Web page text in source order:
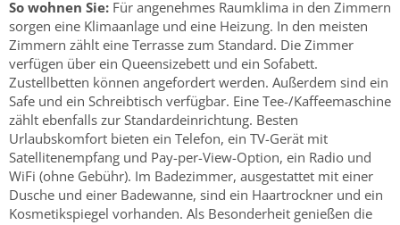
So wohnen Sie: Für angenehmes Raumklima in den Zimmern
sorgen eine Klimaanlage und eine Heizung. In den meisten
Zimmern zählt eine Terrasse zum Standard. Die Zimmer
verfügen über ein Queensizebett und ein Sofabett.
Zustellbetten können angefordert werden. Außerdem sind ein
Safe und ein Schreibtisch verfügbar. Eine Tee-/Kaffeemaschine
zählt ebenfalls zur Standardeinrichtung. Besten
Urlaubskomfort bieten ein Telefon, ein TV-Gerät mit
Satellitenempfang und Pay-per-View-Option, ein Radio und
WiFi (ohne Gebühr). Im Badezimmer, ausgestattet mit einer
Dusche und einer Badewanne, sind ein Haartrockner und ein
Kosmetikspiegel vorhanden. Als Besonderheit genießen die